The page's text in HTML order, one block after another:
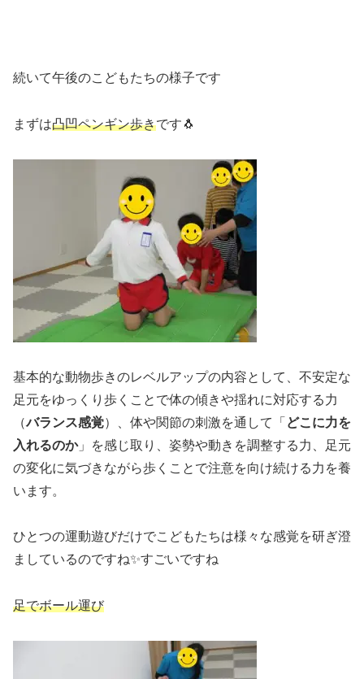
続いて午後のこどもたちの様子です
まずは凸凹ペンギン歩きです🐧
基本的な動物歩きのレベルアップの内容として、不安定な
足元をゆっくり歩くことで体の傾きや揺れに対応する力
（バランス感覚）、体や関節の刺激を通して「 どこに力を
入れるのか」を感じ取り、姿勢や動きを調整する力、足元
の変化に気づきながら歩くことで注意を向け続ける力を養
います。
ひとつの運動遊びだけでこどもたちは様々な感覚を研ぎ澄
ましているのですね✨すごいですね
足でボール運び